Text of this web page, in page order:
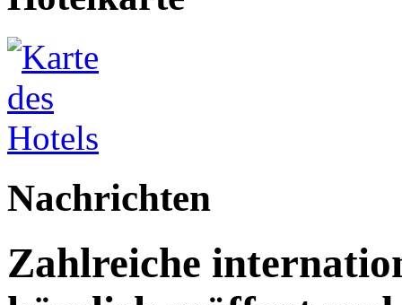
Nachrichten
Zahlreiche